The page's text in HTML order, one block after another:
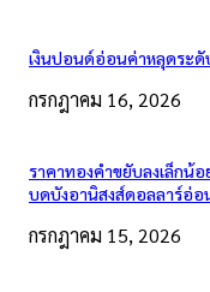
เงินปอนด์อ่อนค่าหลุดระดั
กรกฎาคม 16, 2026
ราคาทองคำขยับลงเล็กน้
บดบังอานิสงส์ดอลลาร์อ่อ
กรกฎาคม 15, 2026